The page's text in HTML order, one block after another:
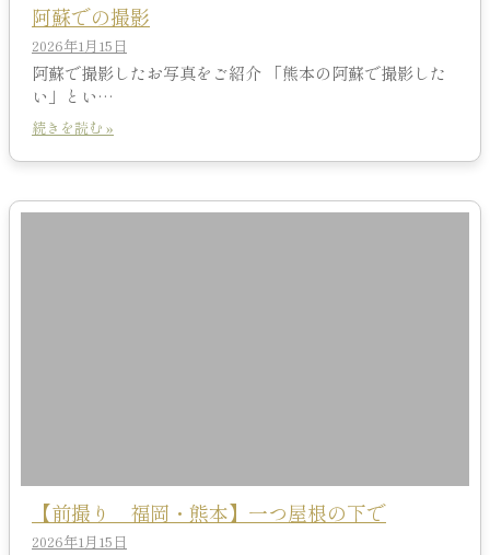
阿蘇での撮影
2026年1月15日
阿蘇で撮影したお写真をご紹介 「熊本の阿蘇で撮影した
い」とい…
続きを読む »
【前撮り 福岡・熊本】一つ屋根の下で
2026年1月15日